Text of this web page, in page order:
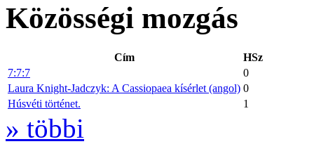
Közösségi mozgás
Cím
HSz
7:7:7
0
Laura Knight-Jadczyk: A Cassiopaea kísérlet (angol) 0
Húsvéti történet.
1
» többi